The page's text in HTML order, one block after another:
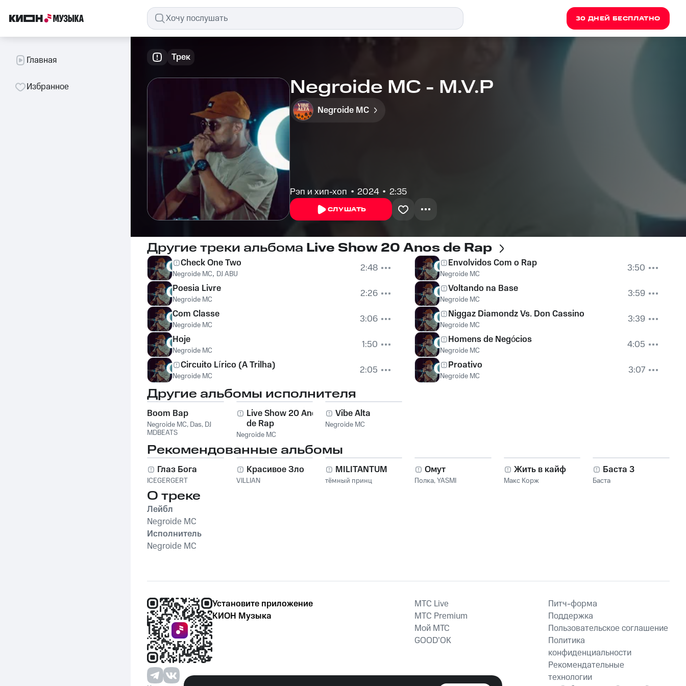
30 ДНЕЙ БЕСПЛАТНО
Главная
Избранное
Трек
Negroide MC - M.V.P
Negroide MC
Рэп и хип-хоп 2024 2:35
СЛУШАТЬ
Другие треки альбома Live Show 20 Anos de Rap
Check One Two
Negroide MC, DJ ABU
2:48
Poesia Livre
Negroide MC
2:26
Com Classe
Negroide MC
3:06
Hoje
Negroide MC
1:50
Circuito Lírico (A Trilha)
Negroide MC 2:05
Envolvidos Com o Rap
Negroide MC
3:50
Voltando na Base
Negroide MC
3:59
Niggaz Diamondz Vs. Don Cassino
Negroide MC
3:39
Homens de Negócios
Negroide MC
4:05
Proativo
Negroide MC 3:07
Другие альбомы исполнителя
Boom Bap
Negroide MC, Das, DJ
MDBEATS
Live Show 20 Anos
de Rap
Negroide MC
Vibe Alta
Negroide MC
Рекомендованные альбомы
Глаз Бога
ICEGERGERT
Красивое Зло
VILLIAN
MILITANTUM
тёмный принц
Омут
Полка,YASMI
Жить в кайф
Макс Корж
Баста 3
Баста
О треке
Лейбл
Negroide MC
Исполнитель
Negroide MC
Установите приложение
КИОН Музыка
MTС Live
MTС Premium
Мой МТС
GOOD’OK
Питч-форма
Поддержка
Пользовательское соглашение
Политика
конфиденциальности
Рекомендательные
технологии